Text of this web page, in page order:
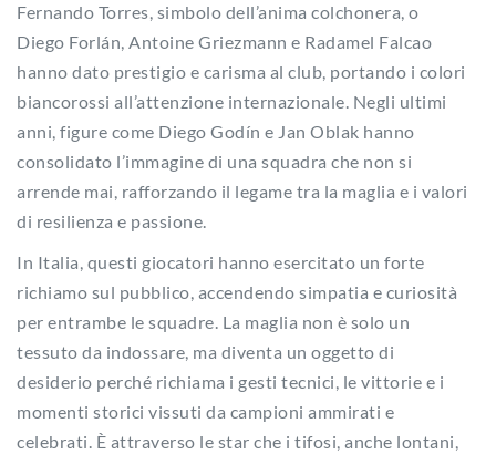
Fernando Torres, simbolo dell’anima colchonera, o
Diego Forlán, Antoine Griezmann e Radamel Falcao
hanno dato prestigio e carisma al club, portando i colori
biancorossi all’attenzione internazionale. Negli ultimi
anni, figure come Diego Godín e Jan Oblak hanno
consolidato l’immagine di una squadra che non si
arrende mai, rafforzando il legame tra la maglia e i valori
di resilienza e passione.
In Italia, questi giocatori hanno esercitato un forte
richiamo sul pubblico, accendendo simpatia e curiosità
per entrambe le squadre. La maglia non è solo un
tessuto da indossare, ma diventa un oggetto di
desiderio perché richiama i gesti tecnici, le vittorie e i
momenti storici vissuti da campioni ammirati e
celebrati. È attraverso le star che i tifosi, anche lontani,